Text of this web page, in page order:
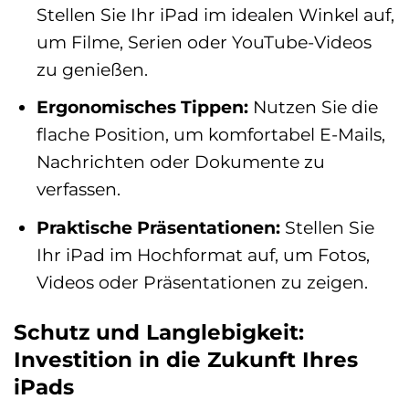
Stellen Sie Ihr iPad im idealen Winkel auf,
um Filme, Serien oder YouTube-Videos
zu genießen.
Ergonomisches Tippen: Nutzen Sie die
flache Position, um komfortabel E-Mails,
Nachrichten oder Dokumente zu
verfassen.
Praktische Präsentationen: Stellen Sie
Ihr iPad im Hochformat auf, um Fotos,
Videos oder Präsentationen zu zeigen.
Schutz und Langlebigkeit:
Investition in die Zukunft Ihres
iPads